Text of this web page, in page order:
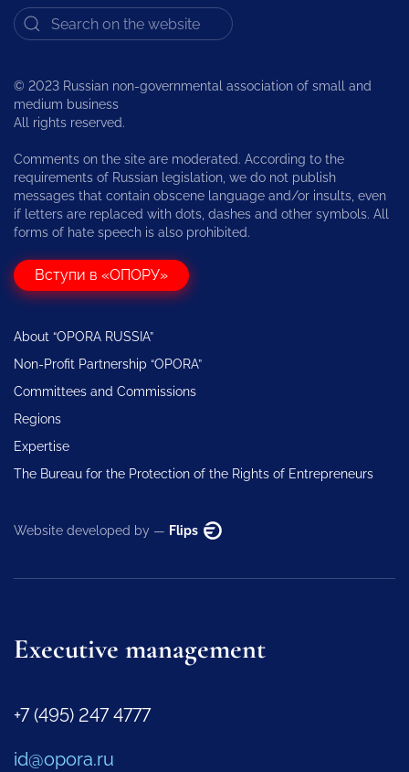
© 2023 Russian non-governmental association of small and
medium business
All rights reserved.
Comments on the site are moderated. According to the
requirements of Russian legislation, we do not publish
messages that contain obscene language and/or insults, even
if letters are replaced with dots, dashes and other symbols. All
forms of hate speech is also prohibited.
Вступи в «ОПОРУ»
About “OPORA RUSSIA”
Non-Profit Partnership “OPORA”
Committees and Commissions
Regions
Expertise
The Bureau for the Protection of the Rights of Entrepreneurs
Website developed by — Flips
Executive management
+7 (495) 247 4777
id@opora.ru